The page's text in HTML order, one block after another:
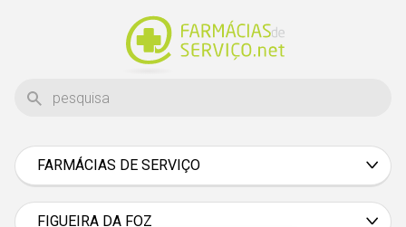
FARMÁCIAS DE SERVIÇO
FIGUEIRA DA FOZ